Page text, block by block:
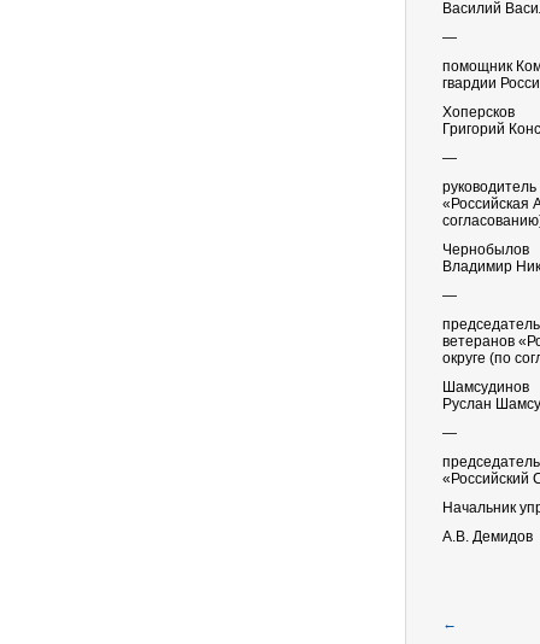
Василий
—
помощник
гвардии
Хоперсков
Григорий
—
«Российская
Чернобылов
Владимир
—
ветеранов
округе (по
Шамсудинов
Руслан
—
«Российский
Начальник
А.В. Демидов
←